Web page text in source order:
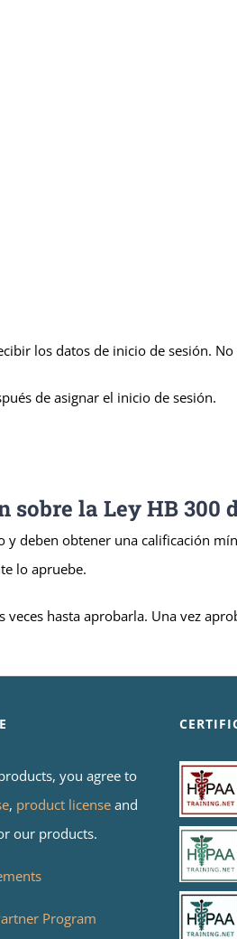
los datos de inicio de sesión.
de asignar el inicio de sesión.
la Ley HB 300
deben obtener una calificación
lo apruebe.
hasta aprobarla. Una vez
you agree to
, product licenseand
our products.
Program